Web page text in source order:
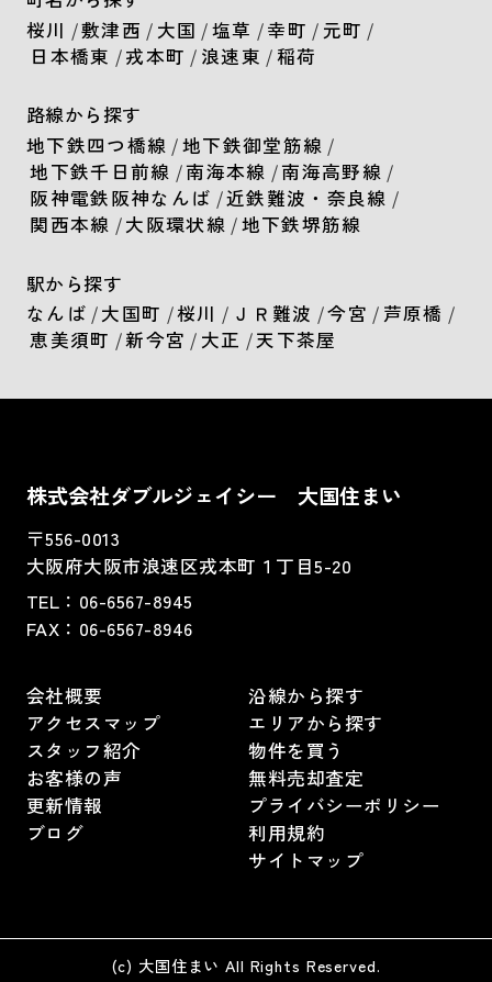
桜川 /敷津西 / 大国 /塩草 /幸町 / 元町 /
日本橋東 /戎本町 / 浪速東 /稲荷
路線から探す
地下鉄四つ橋線 /地下鉄御堂筋線 /
地下鉄千日前線 /南海本線 /南海高野線 /
阪神電鉄阪神なんば /近鉄難波・奈良線 /
関西本線 /大阪環状線 /地下鉄堺筋線
駅から探す
なんば /大国町 /桜川 / ＪＲ難波 /今宮 / 芦原橋 /
恵美須町 /新今宮 / 大正 /天下茶屋
株式会社ダブルジェイシー 大国住まい
〒556-0013
大阪府大阪市浪速区戎本町１丁目5-20
TEL： 06-6567-8945
FAX：06-6567-8946
会社概要
アクセスマップ
スタッフ紹介
お客様の声
更新情報
ブログ
沿線から探す
エリアから探す
物件を買う
無料売却査定
プライバシーポリシー
利用規約
サイトマップ
(c) 大国住まい All Rights Reserved.